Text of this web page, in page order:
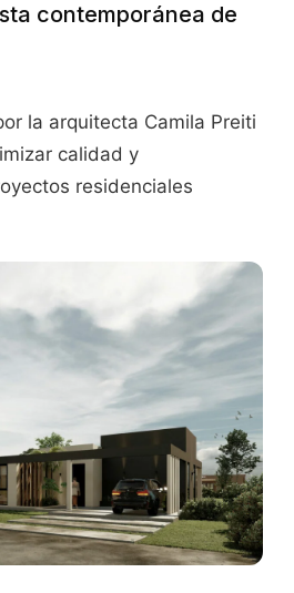
contemporánea de
la arquitecta Camila Preiti
calidad y
residenciales